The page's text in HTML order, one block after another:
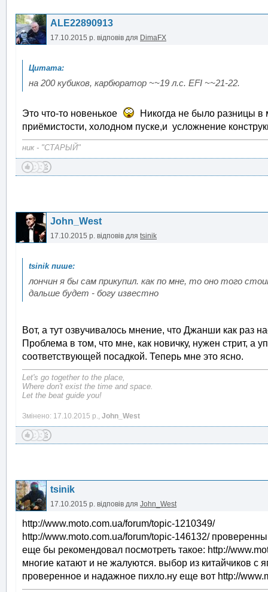
ALE22890913
17.10.2015 р. відповів для DimaFX
на 200 кубиков, карбюратор ~~19 л.с. EFI ~~21-22.
Это что-то новенькое
Никогда не было разницы
приёмистости, холодном пуске,и усложнение
ник - "СТАРЫЙ"
John_West
17.10.2015 р. відповів для tsinik
лончин я бы сам прикупил. как по мне, то оно того
дальше будет - богу известно
Вот, а тут озвучивалось мнение, что Джанши как раз
Проблема в том, что мне, как новичку, нужен стрит, а
соответствующей посадкой. Теперь мне это ясно.
Let's go together to the place,
Where don't exist the time and space.
Let the beat guide you!
Змінено: 17.10.2015 р., John_West
tsinik
17.10.2015 р. відповів для John_West
http://www.moto.com.ua/forum/topic-1210349/
http://www.moto.com.ua/forum/topic-146132/
еще бы рекомендовал посмотреть такое: http://
многие катают и не жалуются. выбор из китайчиков с
проверенное и надажное пихло.ну еще вот http://